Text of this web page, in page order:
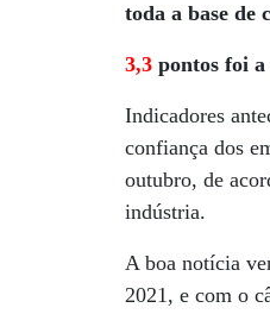
toda a base de
3,3 pontos foi
Indicadores
confiança dos
outubro, de
indústria.
A boa notícia
2021, e com o